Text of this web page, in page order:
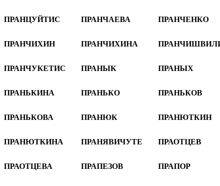
ПРАНЦУЙТИС ПРАНЧАЕВА ПРАНЧЕНКО
ПРАНЧИХИН ПРАНЧИХИНА
ПРАНЧУКЕТИС ПРАНЫК ПРАНЫХ
ПРАНЬКИНА ПРАНЬКО ПРАНЬКОВ
ПРАНЬКОВА ПРАНЮК ПРАНЮТКИН
ПРАНЮТКИНА ПРАНЯВИЧУТЕ ПРАОТЦЕВ
ПРАОТЦЕВА ПРАПЕЗОВ ПРАПОР